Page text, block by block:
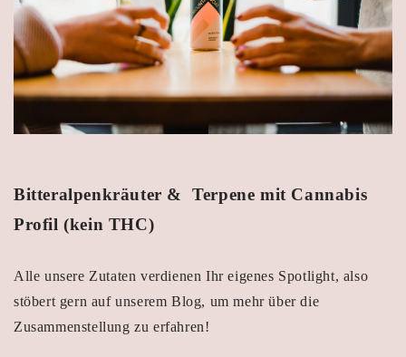
Bitteralpenkräuter & Terpene mit Cannabis
Profil (kein THC)
Alle unsere Zutaten verdienen Ihr eigenes Spotlight, also
stöbert gern auf unserem Blog, um mehr über die
Zusammenstellung zu erfahren!